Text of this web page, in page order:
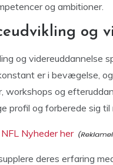
og ambitioner.
og
og videreuddannelse
er i bevægelse,
workshops og
profil og forberede sig
Nyheder her
deres erfaring